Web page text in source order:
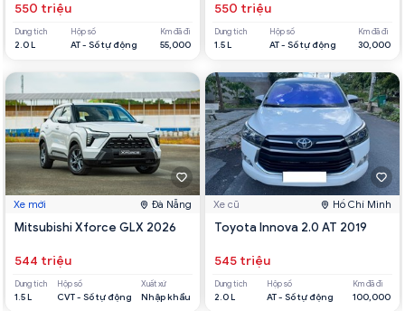
550 triệu
Dung tích
2.0 L
Hộp số
AT - Số tự động
Km đã đi
55,000
Xe mới Đà Nẵng
Mitsubishi Xforce GLX 2026
544 triệu
Dung tích
1.5 L
Hộp số
CVT - Số tự động
Xuất xứ
Nhập khẩu
550 triệu
Dung tích
1.5 L
Hộp số
AT - Số tự động
Km đã đi
30,000
Xe cũ Hồ Chí Minh
Toyota Innova 2.0 AT 2019
545 triệu
Dung tích
2.0 L
Hộp số
AT - Số tự động
Km đã đi
100,000